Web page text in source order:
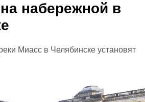
набережной в
Миасс в Челябинске установят